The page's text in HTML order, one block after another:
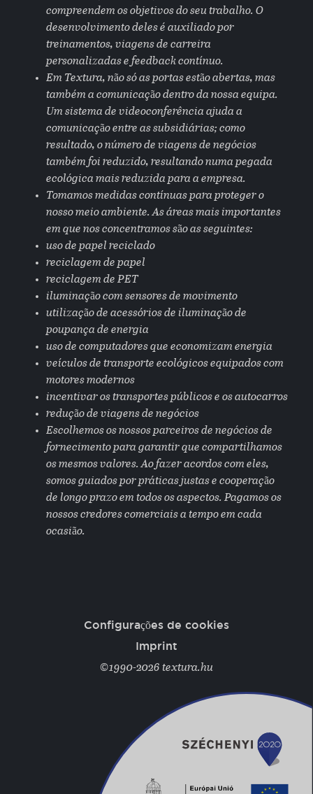
compreendem os objetivos do seu trabalho. O
desenvolvimento deles é auxiliado por
treinamentos, viagens de carreira
personalizadas e feedback contínuo.
Em Textura, não só as portas estão abertas, mas
também a comunicação dentro da nossa equipa.
Um sistema de videoconferência ajuda a
comunicação entre as subsidiárias; como
resultado, o número de viagens de negócios
também foi reduzido, resultando numa pegada
ecológica mais reduzida para a empresa.
Tomamos medidas contínuas para proteger o
nosso meio ambiente. As áreas mais importantes
em que nos concentramos são as seguintes:
uso de papel reciclado
reciclagem de papel
reciclagem de PET
iluminação com sensores de movimento
utilização de acessórios de iluminação de
poupança de energia
uso de computadores que economizam energia
veículos de transporte ecológicos equipados com
motores modernos
incentivar os transportes públicos e os autocarros
redução de viagens de negócios
Escolhemos os nossos parceiros de negócios de
fornecimento para garantir que compartilhamos
os mesmos valores. Ao fazer acordos com eles,
somos guiados por práticas justas e cooperação
de longo prazo em todos os aspectos. Pagamos os
nossos credores comerciais a tempo em cada
ocasião.
Configurações de cookies
Imprint
©1990-2026 textura.hu